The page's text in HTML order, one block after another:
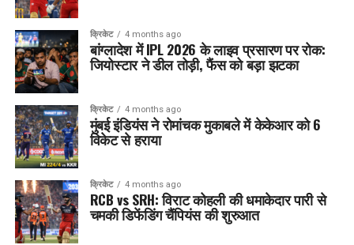
क्रिकेट 4 months ago
बांग्लादेश में IPL 2026 के लाइव प्रसारण पर रोक:
जियोस्टार ने डील तोड़ी, फैंस को बड़ा झटका
क्रिकेट 4 months ago
मुंबई इंडियंस ने रोमांचक मुकाबले में केकेआर को 6
विकेट से हराया
क्रिकेट 4 months ago
RCB vs SRH: विराट कोहली की धमाकेदार पारी से
चमकी डिफेंडिंग चैंपियंस की शुरुआत